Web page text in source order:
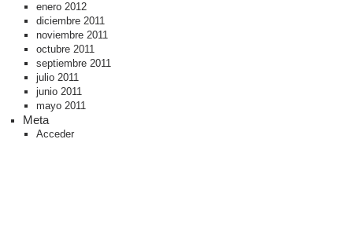
enero 2012
diciembre 2011
noviembre 2011
octubre 2011
septiembre 2011
julio 2011
junio 2011
mayo 2011
Meta
Acceder